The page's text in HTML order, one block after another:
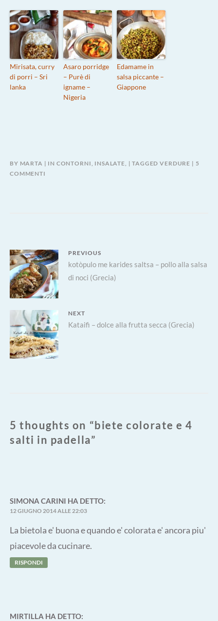
Mirisata, curry
di porri – Sri
lanka
Asaro porridge
– Purè di
igname –
Nigeria
Edamame in
salsa piccante –
Giappone
BY MARTA IN CONTORNI, INSALATE, TAGGEDVERDURE
5
COMMENTI
Navigazione
articoli
PREVIOUS
Previous
post:
kotòpulo me karides saltsa – pollo alla salsa
di noci (Grecia)
NEXT
Next
post:
Kataifi – dolce alla frutta secca (Grecia)
5 thoughts on “biete colorate e 4
salti in padella”
SIMONA CARINI HA DETTO:
12 GIUGNO 2014 ALLE 22:03
La bietola e' buona e quando e' colorata e' ancora piu'
piacevole da cucinare.
RISPONDI
MIRTILLA HA DETTO: